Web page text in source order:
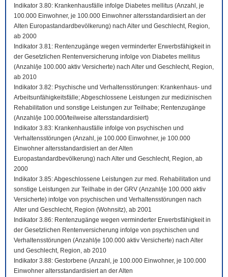
Indikator 3.80: Krankenhausfälle infolge Diabetes mellitus (Anzahl, je
100.000 Einwohner, je 100.000 Einwohner altersstandardisiert an der
Alten Europastandardbevölkerung) nach Alter und Geschlecht, Region,
ab 2000
Indikator 3.81: Rentenzugänge wegen verminderter Erwerbsfähigkeit in
der Gesetzlichen Rentenversicherung infolge von Diabetes mellitus
(Anzahl/je 100.000 aktiv Versicherte) nach Alter und Geschlecht, Region,
ab 2010
Indikator 3.82: Psychische und Verhaltensstörungen: Krankenhaus- und
Arbeitsunfähigkeitsfälle; Abgeschlossene Leistungen zur medizinischen
Rehabilitation und sonstige Leistungen zur Teilhabe; Rentenzugänge
(Anzahl/je 100.000/teilweise altersstandardisiert)
Indikator 3.83: Krankenhausfälle infolge von psychischen und
Verhaltensstörungen (Anzahl, je 100.000 Einwohner, je 100.000
Einwohner altersstandardisiert an der Alten
Europastandardbevölkerung) nach Alter und Geschlecht, Region, ab
2000
Indikator 3.85: Abgeschlossene Leistungen zur med. Rehabilitation und
sonstige Leistungen zur Teilhabe in der GRV (Anzahl/je 100.000 aktiv
Versicherte) infolge von psychischen und Verhaltensstörungen nach
Alter und Geschlecht, Region (Wohnsitz), ab 2001
Indikator 3.86: Rentenzugänge wegen verminderter Erwerbsfähigkeit in
der Gesetzlichen Rentenversicherung infolge von psychischen und
Verhaltensstörungen (Anzahl/je 100.000 aktiv Versicherte) nach Alter
und Geschlecht, Region, ab 2010
Indikator 3.88: Gestorbene (Anzahl, je 100.000 Einwohner, je 100.000
Einwohner altersstandardisiert an der Alten